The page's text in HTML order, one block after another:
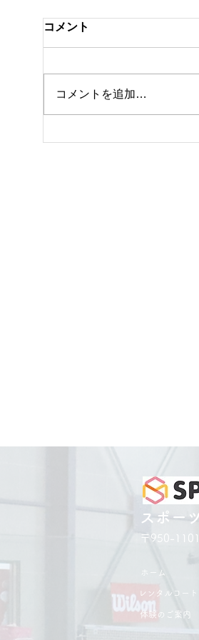
コメント
コメントを追加…
スポー
ホーム
レンタルコート
〒950-
体験のご案内